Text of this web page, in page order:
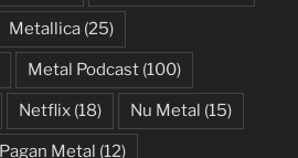
Metallica (25)
Metal Podcast (100)
Netflix (18) Nu Metal (15)
Pagan Metal (12)